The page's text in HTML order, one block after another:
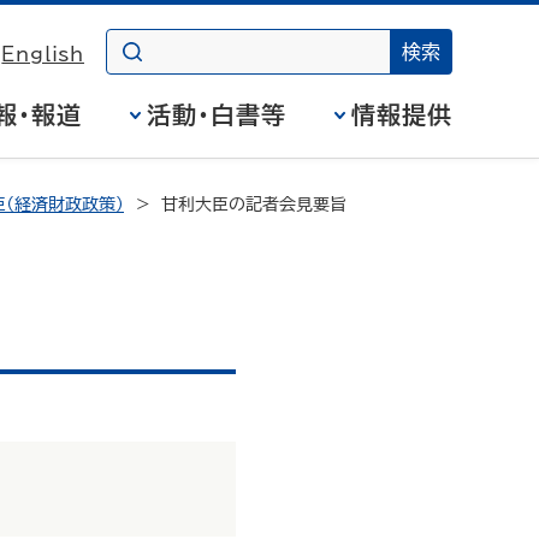
English
・報道 活動・白書等 情報提供
経済財政政策） 甘利大臣の記者会見要旨